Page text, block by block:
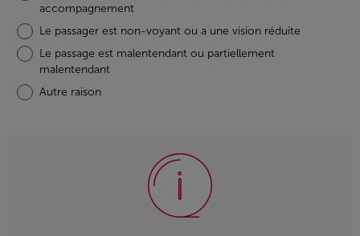
accompagnement
Le passager est non-voyant ou a une vision réduite
Le passage est malentendant ou partiellement
malentendant
Autre raison